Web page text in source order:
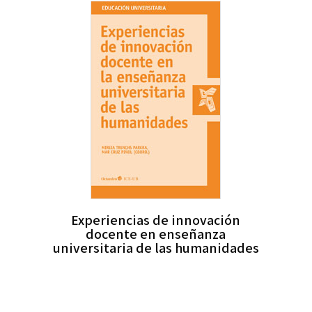
Experiencias de innovación
docente en enseñanza
universitaria de las humanidades